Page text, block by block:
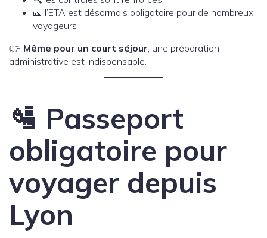
🎫 l’ETA est désormais obligatoire pour de nombreux
voyageurs
👉 Même pour un court séjour , une préparation
administrative est indispensable.
🛂 Passeport
obligatoire pour
voyager depuis
Lyon